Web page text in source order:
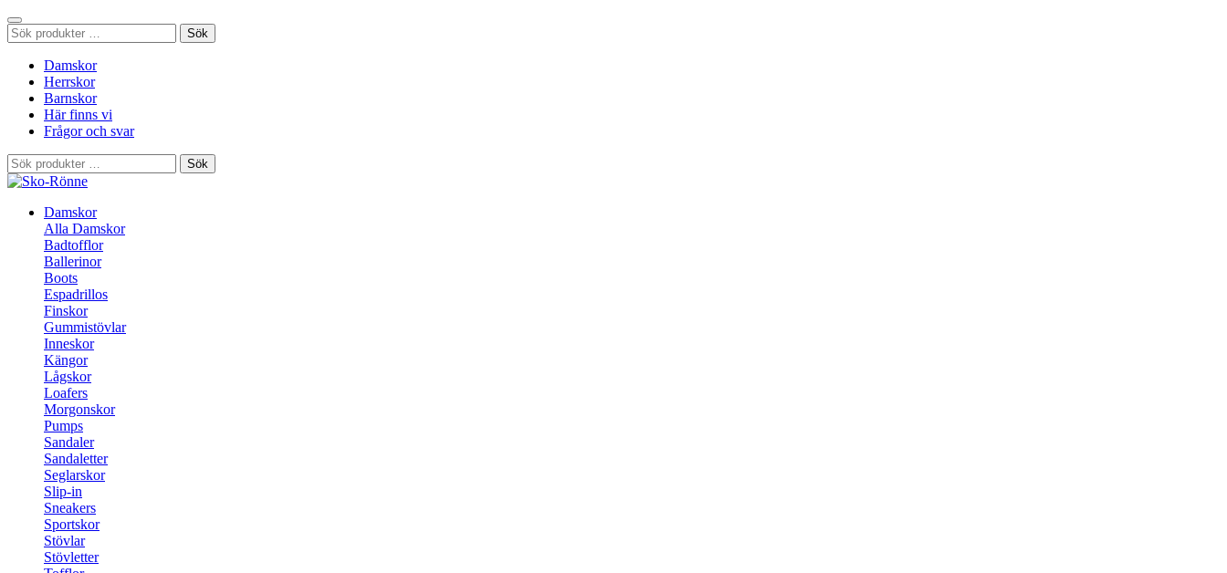
Sök
efter:
Sök
Damskor
Herrskor
Barnskor
Här finns vi
Frågor och svar
Sök
efter:
Sök
Damskor
Alla Damskor
Badtofflor
Ballerinor
Boots
Espadrillos
Finskor
Gummistövlar
Inneskor
Kängor
Lågskor
Loafers
Morgonskor
Pumps
Sandaler
Sandaletter
Seglarskor
Slip-in
Sneakers
Sportskor
Stövlar
Stövletter